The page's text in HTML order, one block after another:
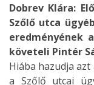
Dobrev Klára:
Szőlő utca
eredményének
követeli Pintér
Hiába hazudja
a Szőlő utcai